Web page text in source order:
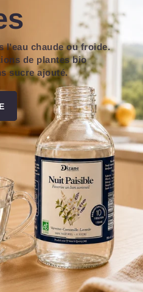
l’eau chaude ou froide.
de plantes bio
sucre ajouté.